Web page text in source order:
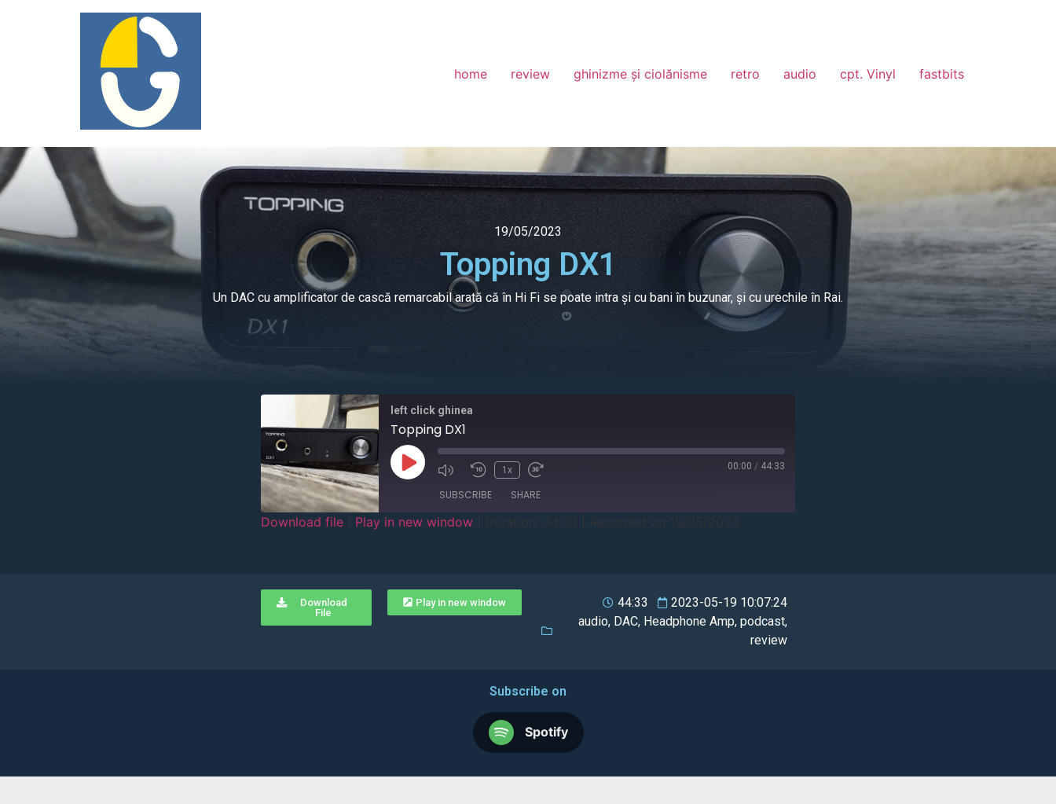
home review ghinizme și ciolănisme retro audio cpt. Vinyl fastbits
19/05/2023
Topping DX1
Un DAC cu amplificator de cască remarcabil arată că în Hi Fi se poate intra și cu bani în buzunar, și cu urechile în Rai.
left click ghinea
Topping DX1
1x 00:00 / 44:33
SUBSCRIBE SHARE
EMBED
Download file Play in new window
Download
File
Play in new window 44:33
2023-05-19 10:07:24
audio, DAC, Headphone Amp, podcast,
review
Subscribe on
Spotify